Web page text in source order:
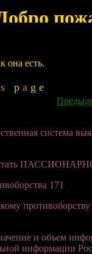
она есть.
s p a g e
система
стать
171
и объем
информации